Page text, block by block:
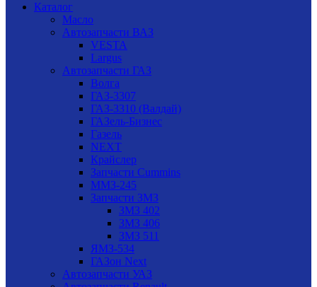
Каталог
Масло
Автозапчасти ВАЗ
VESTA
Largus
Автозапчасти ГАЗ
Волга
ГАЗ-3307
ГАЗ-3310 (Валдай)
ГАЗель-Бизнес
Газель
NEXT
Крайслер
Запчасти Cummins
ММЗ-245
Запчасти ЗМЗ
ЗМЗ 402
ЗМЗ 406
ЗМЗ 511
ЯМЗ-534
ГАЗон Next
Автозапчасти УАЗ